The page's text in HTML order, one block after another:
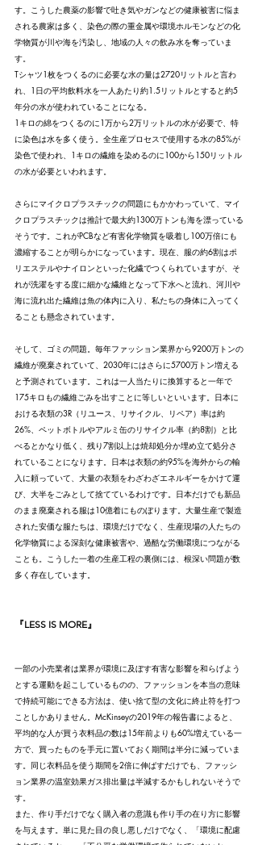
す。こうした農薬の影響で吐き気やガンなどの健康被害に悩ま
される農家は多く、染色の際の重金属や環境ホルモンなどの化
学物質が川や海を汚染し、地域の人々の飲み水を奪っていま
す。
Tシャツ1枚をつくるのに必要な水の量は2720リットルと言わ
れ、1日の平均飲料水を一人あたり約1.5リットルとすると約5
年分の水が使われていることになる。
1キロの綿をつくるのに1万から2万リットルの水が必要で、特
に染色は水を多く使う。全生産プロセスで使用する水の85%が
染色で使われ、1キロの繊維を染めるのに100から150リットル
の水が必要といわれます。
さらにマイクロプラスチックの問題にもかかわっていて、マイ
クロプラスチックは推計で最大約1300万トンも海を漂っている
そうです。これがPCBなど有害化学物質を吸着し100万倍にも
濃縮することが明らかになっています。現在、服の約6割はポ
リエステルやナイロンといった化繊でつくられていますが、そ
れが洗濯をする度に細かな繊維となって下水へと流れ、河川や
海に流れ出た繊維は魚の体内に入り、私たちの身体に入ってく
ることも懸念されています。
そして、ゴミの問題。毎年ファッション業界から9200万トンの
繊維が廃棄されていて、2030年にはさらに5700万トン増える
と予測されています。これは一人当たりに換算すると一年で
175キロもの繊維ごみを出すことに等しいといいます。日本に
おける衣類の3R（リユース、リサイクル、リペア）率は約
26%、ペットボトルやアルミ缶のリサイクル率（約8割）と比
べるとかなり低く、残り7割以上は焼却処分か埋め立て処分さ
れていることになります。日本は衣類の約95%を海外からの輸
入に頼っていて、大量の衣類をわざわざエネルギーをかけて運
び、大半をごみとして捨てているわけです。日本だけでも新品
のまま廃棄される服は10億着にものぼります。大量生産で製造
された安価な服たちは、環境だけでなく、生産現場の人たちの
化学物質による深刻な健康被害や、過酷な労働環境につながる
ことも。こうした一着の生産工程の裏側には、根深い問題が数
多く存在しています。
『LESS IS MORE』
一部の小売業者は業界が環境に及ぼす有害な影響を和らげよう
とする運動を起こしているものの、ファッションを本当の意味
で持続可能にできる方法は、使い捨て型の文化に終止符を打つ
ことしかありません。McKinseyの2019年の報告書によると、
平均的な人が買う衣料品の数は15年前よりも60%増えている一
方で、買ったものを手元に置いておく期間は半分に減っていま
す。同じ衣料品を使う期間を2倍に伸ばすだけでも、ファッシ
ョン業界の温室効果ガス排出量は半減するかもしれないそうで
す。
また、作り手だけでなく購入者の意識も作り手の在り方に影響
を与えます。単に見た目の良し悪しだけでなく、「環境に配慮